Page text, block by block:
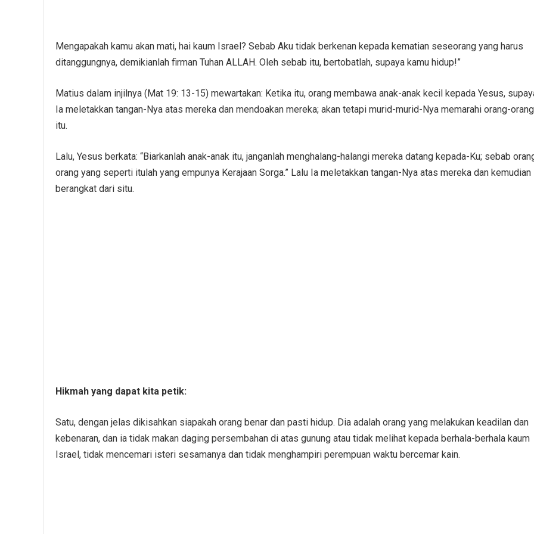
Mengapakah kamu akan mati, hai kaum Israel? Sebab Aku tidak berkenan kepada kematian seseorang yang harus
ditanggungnya, demikianlah firman Tuhan ALLAH. Oleh sebab itu, bertobatlah, supaya kamu hidup!”
Matius dalam injilnya (Mat 19: 13-15) mewartakan: Ketika itu, orang membawa anak-anak kecil kepada Yesus,
Ia meletakkan tangan-Nya atas mereka dan mendoakan mereka; akan tetapi murid-murid-Nya memarahi orang-orang
itu.
Lalu, Yesus berkata: “Biarkanlah anak-anak itu, janganlah menghalang-halangi mereka datang kepada-Ku; sebab
orang yang seperti itulah yang empunya Kerajaan Sorga.” Lalu Ia meletakkan tangan-Nya atas mereka dan kemudian
berangkat dari situ.
Hikmah yang dapat kita petik:
Satu, dengan jelas dikisahkan siapakah orang benar dan pasti hidup. Dia adalah orang yang melakukan keadilan dan
kebenaran, dan ia tidak makan daging persembahan di atas gunung atau tidak melihat kepada berhala-berhala kaum
Israel, tidak mencemari isteri sesamanya dan tidak menghampiri perempuan waktu bercemar kain.